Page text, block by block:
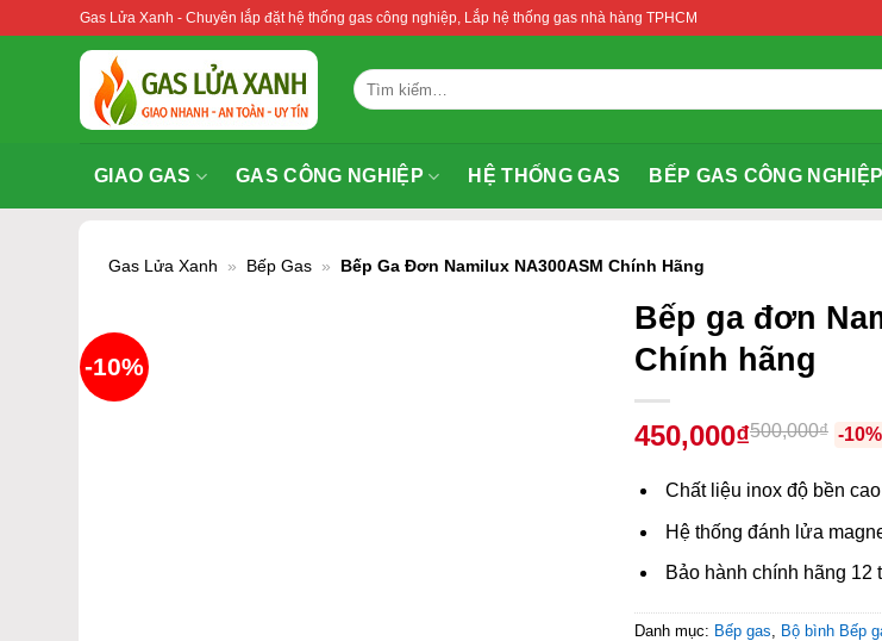
Gas Lửa Xanh - Chuyên lắp đặt hệ thống gas công nghiệp, Lắp hệ thống gas nhà hàng TPHCM
Tìm
kiếm:
GIAO GAS GAS CÔNG NGHIỆP HỆ THỐNG GAS BẾP GAS CÔNG NGHIỆP
Gas Lửa Xanh » Bếp Gas » Bếp Ga Đơn Namilux NA300ASM Chính Hãng
-10%
Bếp ga đơn
Chính hãng
450,000₫500,000₫ -10%
Chất liệu inox độ bền cao
Hệ thống đánh lửa
Bảo hành chính hãng 12
Danh mục: Bếp gas Bộ bình Bếp